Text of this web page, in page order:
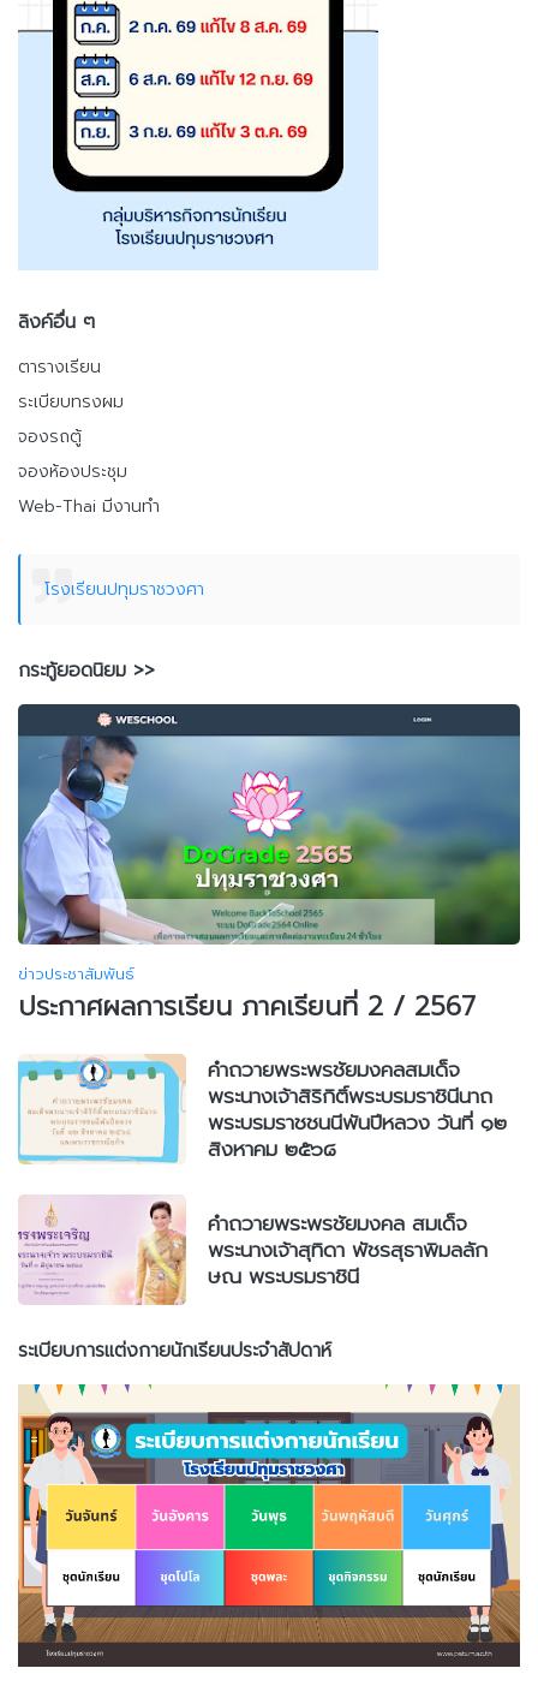
ลิงค์อื่น ๆ
ตารางเรียน
ระเบียบทรงผม
จองรถตู้
จองห้องประชุม
Web-Thai มีงานทำ
โรงเรียนปทุมราชวงศา
กระทู้ยอดนิยม >>
ข่าวประชาสัมพันธ์
ประกาศผลการเรียน ภาคเรียนที่ 2 / 2567
คำถวายพระพรชัยมงคลสมเด็จ
พระนางเจ้าสิริกิติ์พระบรมราชินีนาถ
พระบรมราชชนนีพันปีหลวง วันที่ ๑๒
สิงหาคม ๒๕๖๘
คำถวายพระพรชัยมงคล สมเด็จ
พระนางเจ้าสุทิดา พัชรสุธาพิมลลัก
ษณ พระบรมราชินี
ระเบียบการแต่งกายนักเรียนประจำสัปดาห์